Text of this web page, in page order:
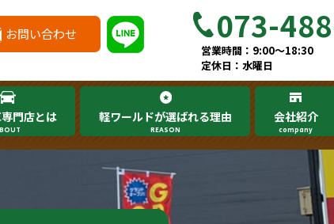
お問い合わせ 073-
営業時間：9:00～18:30
定休日：水曜日
門店とは 軽ワールドが選ばれる理由
REASON
会社紹介
company